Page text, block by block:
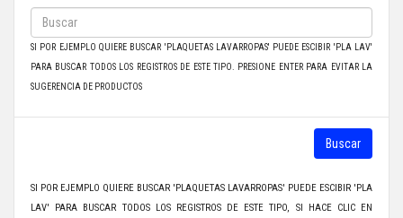
SI POR EJEMPLO QUIERE BUSCAR 'PLAQUETAS LAVARROPAS' PUEDE ESCIBIR 'PLA LAV'
PARA BUSCAR TODOS LOS REGISTROS DE ESTE TIPO. PRESIONE ENTER PARA EVITAR LA
SUGERENCIA DE PRODUCTOS
Buscar
SI POR EJEMPLO QUIERE BUSCAR 'PLAQUETAS LAVARROPAS' PUEDE ESCIBIR 'PLA
LAV' PARA BUSCAR TODOS LOS REGISTROS DE ESTE TIPO, SI HACE CLIC EN